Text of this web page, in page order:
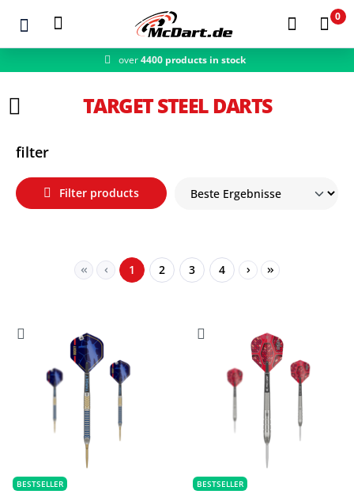
Zum Hauptinhalt springen
0
over4400 products in stock
fast shipping
TARGET STEEL DARTS
filter
Filter products
Page
1 Page
2 Page
3 Page
4
BESTSELLER BESTSELLER